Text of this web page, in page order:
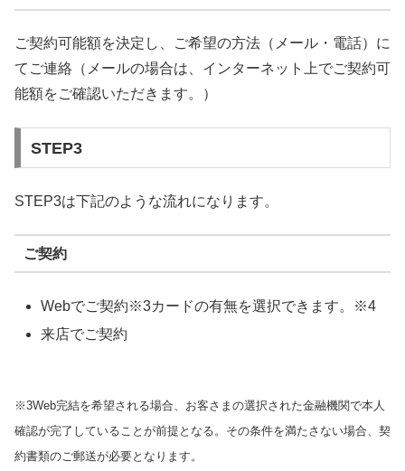
ご契約可能額を決定し、ご希望の方法（メール・電話）に
てご連絡（メールの場合は、インターネット上でご契約可
能額をご確認いただきます。）
STEP3
STEP3は下記のような流れになります。
ご契約
Webでご契約※3カードの有無を選択できます。※4
来店でご契約
※3Web完結を希望される場合、お客さまの選択された金融機関で本人
確認が完了していることが前提となる。その条件を満たさない場合、契
約書類のご郵送が必要となります。